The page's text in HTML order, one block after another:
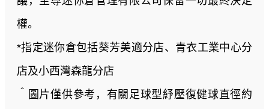
權。
*指定迷你倉包括葵芳美適分店、青衣工業中心分
店及小西灣森龍分店
＾圖片僅供參考，有關足球型紓壓復健球直徑約